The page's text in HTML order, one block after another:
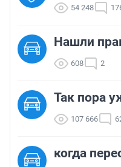
54 248
Нашли
608 2
Так пора
107 666
когда